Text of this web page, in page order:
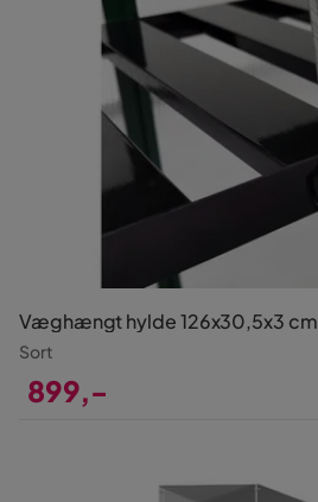
Væghængt hylde 126x30,5x3 cm
Sort
899,-